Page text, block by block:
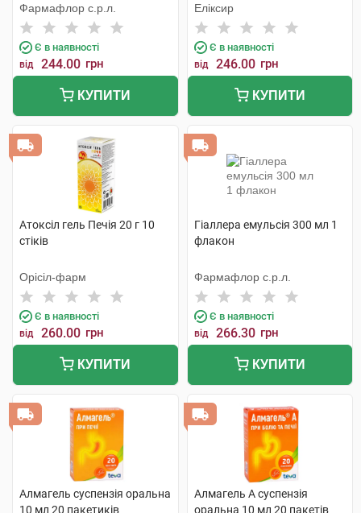
Фармафлор с.р.л.
Є в наявності
від 244.00 грн
КУПИТИ
Еліксир
Є в наявності
від 246.00 грн
КУПИТИ
Атоксіл гель Печія 20 г 10
стіків
Орісіл-фарм
Є в наявності
від 260.00 грн
КУПИТИ
Гіаллера емульсія 300 мл 1
флакон
Фармафлор с.р.л.
Є в наявності
від 266.30 грн
КУПИТИ
Алмагель суспензія оральна
10 мл 20 пакетиків
Алмагель А суспензія
оральна 10 мл 20 пакетів